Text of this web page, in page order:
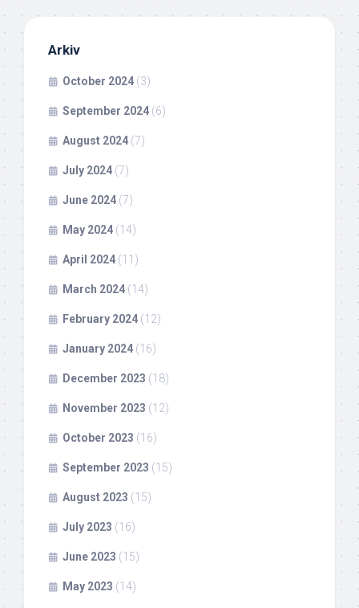
Arkiv
October 2024 (3)
September 2024 (6)
August 2024 (7)
July 2024 (7)
June 2024 (7)
May 2024 (14)
April 2024 (11)
March 2024 (14)
February 2024 (12)
January 2024 (16)
December 2023 (18)
November 2023 (12)
October 2023 (16)
September 2023 (15)
August 2023 (15)
July 2023 (16)
June 2023 (15)
May 2023 (14)